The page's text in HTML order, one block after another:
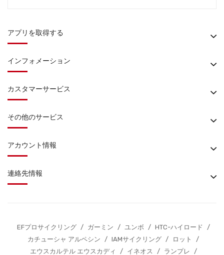
アプリを取得する
インフォメーション
カスタマーサービス
その他のサービス
アカウント情報
連絡先情報
EFプロサイクリング / ガーミン / ユンボ / HTC-ハイロード
/
カチューシャ アルペシン
/ IAMサイクリング / ロット
/
エウスカルテル エウスカディ
/ イネオス / ランプレ /